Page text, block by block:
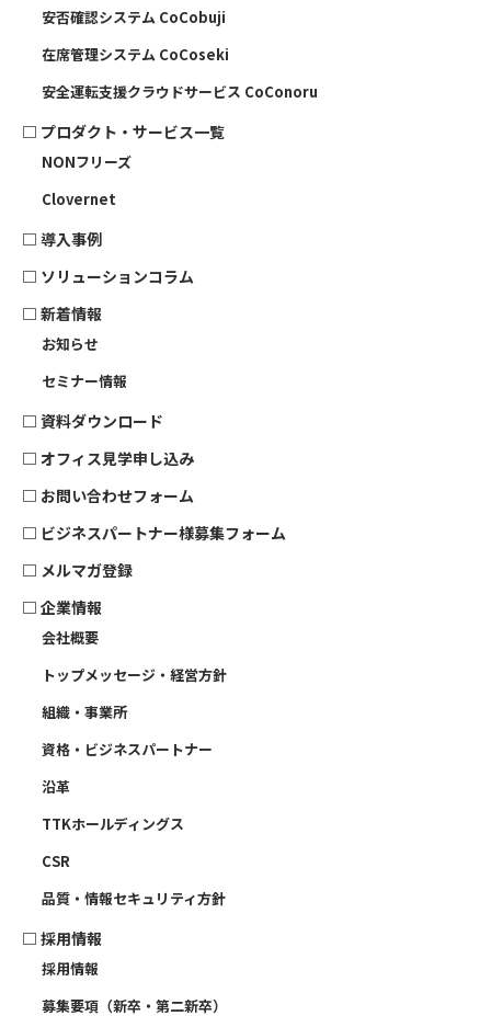
安否確認システム CoCobuji
在席管理システム CoCoseki
安全運転支援クラウドサービス CoConoru
□ プロダクト・サービス一覧
NONフリーズ
Clovernet
□ 導入事例
□ ソリューションコラム
□ 新着情報
お知らせ
セミナー情報
□ 資料ダウンロード
□ オフィス見学申し込み
□ お問い合わせフォーム
□ ビジネスパートナー様募集フォーム
□ メルマガ登録
□ 企業情報
会社概要
トップメッセージ・経営方針
組織・事業所
資格・ビジネスパートナー
沿革
TTKホールディングス
CSR
品質・情報セキュリティ方針
□ 採用情報
採用情報
募集要項（新卒・第二新卒）